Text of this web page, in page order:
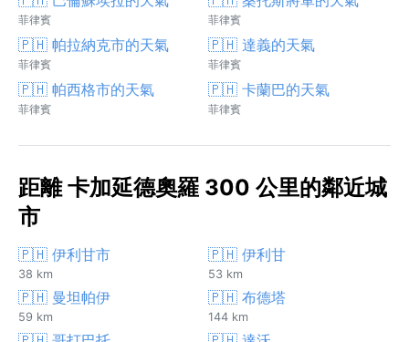
菲律賓 菲律賓
🇵🇭 帕拉納克市的天氣
菲律賓
🇵🇭 達義的天氣
菲律賓
🇵🇭 帕西格市的天氣
菲律賓
🇵🇭 卡蘭巴的天氣
菲律賓
距離 卡加延德奧羅 300 公里的鄰近城
市
🇵🇭 伊利甘市
38 km
🇵🇭 伊利甘
53 km
🇵🇭 曼坦帕伊
59 km
🇵🇭 布德塔
144 km